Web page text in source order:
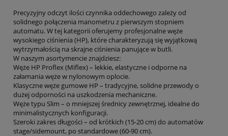
Precyzyjny odczyt ilości czynnika oddechowego zależy od
solidnego połączenia manometru z pierwszym stopniem
automatu. W tej kategorii oferujemy profesjonalne węże
wysokiego ciśnienia (HP), które charakteryzują się wyjątkową
wytrzymałością na skrajne ciśnienia panujące w butli.
W naszym asortymencie znajdziesz:
Węże HP Proflex (Miflex) – lekkie, elastyczne i odporne na
załamania węże w nylonowym oplocie.
Klasyczne węże gumowe HP – tradycyjne, solidne przewody o
dużej odporności na uszkodzenia mechaniczne.
Węże typu Slim – o mniejszej średnicy zewnętrznej, idealne do
minimalistycznych konfiguracji.
Szeroki zakres długości – od krótkich (15-20 cm) do automatów
stage/sidemount, po standardowe (60-90 cm).